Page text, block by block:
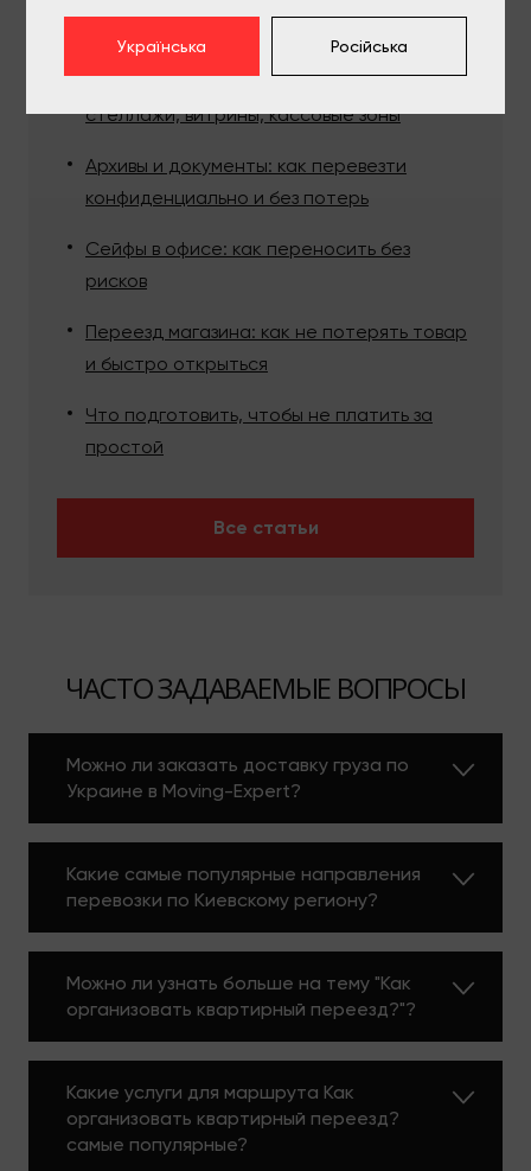
Самые актуальные статьи:
Как перевезти торговое оборудование:
стеллажи, витрины, кассовые зоны
Архивы и документы: как перевезти
конфиденциально и без потерь
Сейфы в офисе: как переносить без
рисков
Переезд магазина: как не потерять товар
и быстро открыться
Что подготовить, чтобы не платить за
простой
Все статьи
ЧАСТО ЗАДАВАЕМЫЕ ВОПРОСЫ
Можно ли заказать доставку груза по
Украине в Moving-Expert?
Какие самые популярные направления
перевозки по Киевскому региону?
Можно ли узнать больше на тему "Как
организовать квартирный переезд?"?
Какие услуги для маршрута Как
организовать квартирный переезд?
самые популярные?
Українська Російська